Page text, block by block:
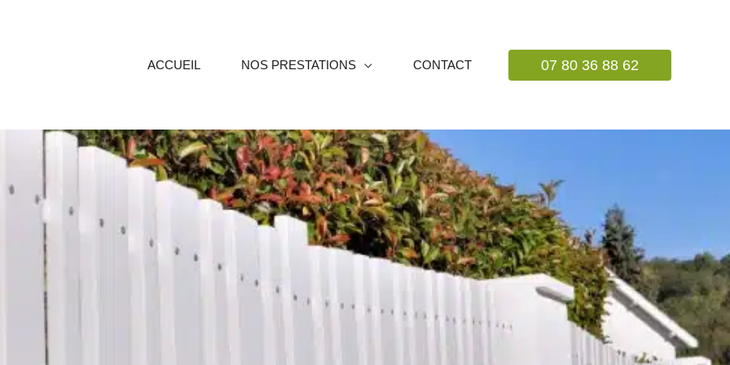
ACCUEIL NOS PRESTATIONS CONTACT 07 80 36 88 62